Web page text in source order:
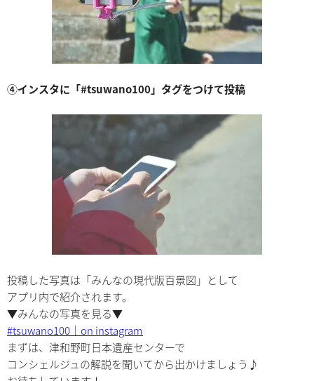
④インスタに「#tsuwano100」タグをつけて投稿
投稿した写真は「みんなの現代版百景図」として
アプリ内で紹介されます。
▼みんなの写真を見る▼
#tsuwano100｜on instagram
まずは、津和野町日本遺産センターで
コンシェルジュの解説を聞いてから出かけましょう♪